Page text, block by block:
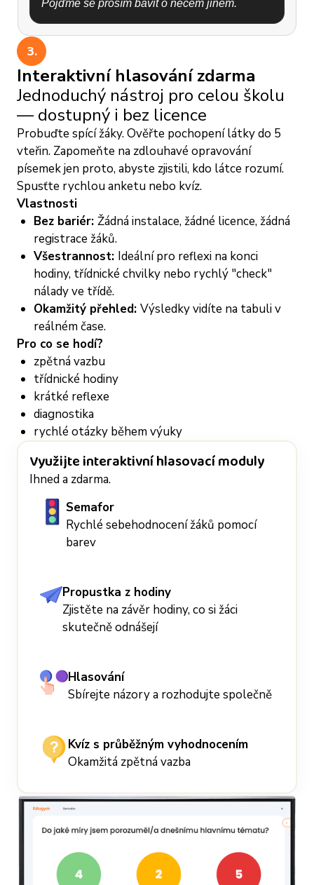
přepravky.
- Rozpažené ruce slouží pro rychlé mikro-
- Pevná obuv zvyšuje tření mezi podrážkou a
plastem.
Přepravky se však snadno ohýbají nebo
kloužou a pády z výšky nad 1m často končí
zlomeninami. Experti to označují za vysoce
rizikovou výzvu anedoporučují ji opakovat
Pojďme se prosím bavit o něčem jiném.
3.
Interaktivní hlasování zdarma
Jednoduchý nástroj pro celou školu
— dostupný i bez licence
Probuďte spící žáky. Ověřte pochopení látky do 5
vteřin. Zapomeňte na zdlouhavé opravování
písemek jen proto, abyste zjistili, kdo látce rozumí.
Spusťte rychlou anketu nebo kvíz.
Vlastnosti
Bez bariér: Žádná instalace, žádné licence, žádná
registrace žáků.
Všestrannost: Ideální pro reflexi na konci
hodiny, třídnické chvilky nebo rychlý "check"
nálady ve třídě.
Okamžitý přehled: Výsledky vidíte na tabuli v
reálném čase.
Pro co se hodí?
zpětná vazbu
třídnické hodiny
krátké reflexe
diagnostika
rychlé otázky během výuky
Využijte interaktivní hlasovací moduly
Ihned a zdarma.
Semafor
Rychlé sebehodnocení žáků pomocí
barev
Propustka z hodiny
Zjistěte na závěr hodiny, co si žáci
skutečně odnášejí
Hlasování
Sbírejte názory a rozhodujte společně
Kvíz s průběžným vyhodnocením
Okamžitá zpětná vazba